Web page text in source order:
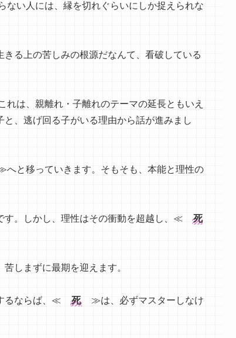
い人には、縁を切れぐらいにしか捉えられな
上の苦しみの根源だなんて、看破している
は、親離れ・子離れのテーマの延長ともいえ
、逃げ回る子がいる理由から話が進みまし
と移っていきます。そもそも、本能と理性の
。しかし、理性はその衝動を超越し、≪
死
しまずに最期を迎えます。
るならば、≪ 死
≫は、必ずマスターしなけ